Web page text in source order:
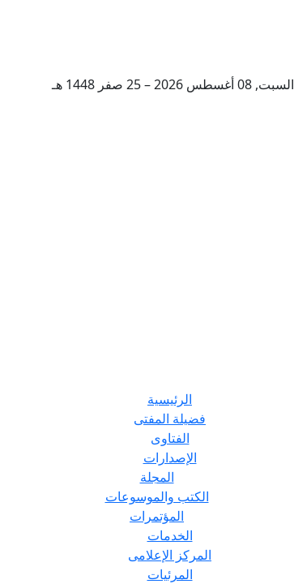
السبت, 08 أغسطس 2026 – 25 صفر 1448 هـ
الرئيسية
فضيلة المفتى
الفتاوى
الإصدارات
المجلة
الكتب والموسوعات
المؤتمرات
الخدمات
المركز الإعلامى
المرئيات